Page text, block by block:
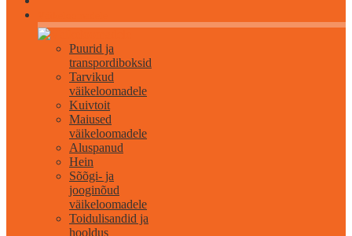
Puurid ja
transpordiboksid
Tarvikud
väikeloomadele
Kuivtoit
Maiused
väikeloomadele
Aluspanud
Hein
Sõõgi- ja
jooginõud
väikeloomadele
Toidulisandid ja
hooldus